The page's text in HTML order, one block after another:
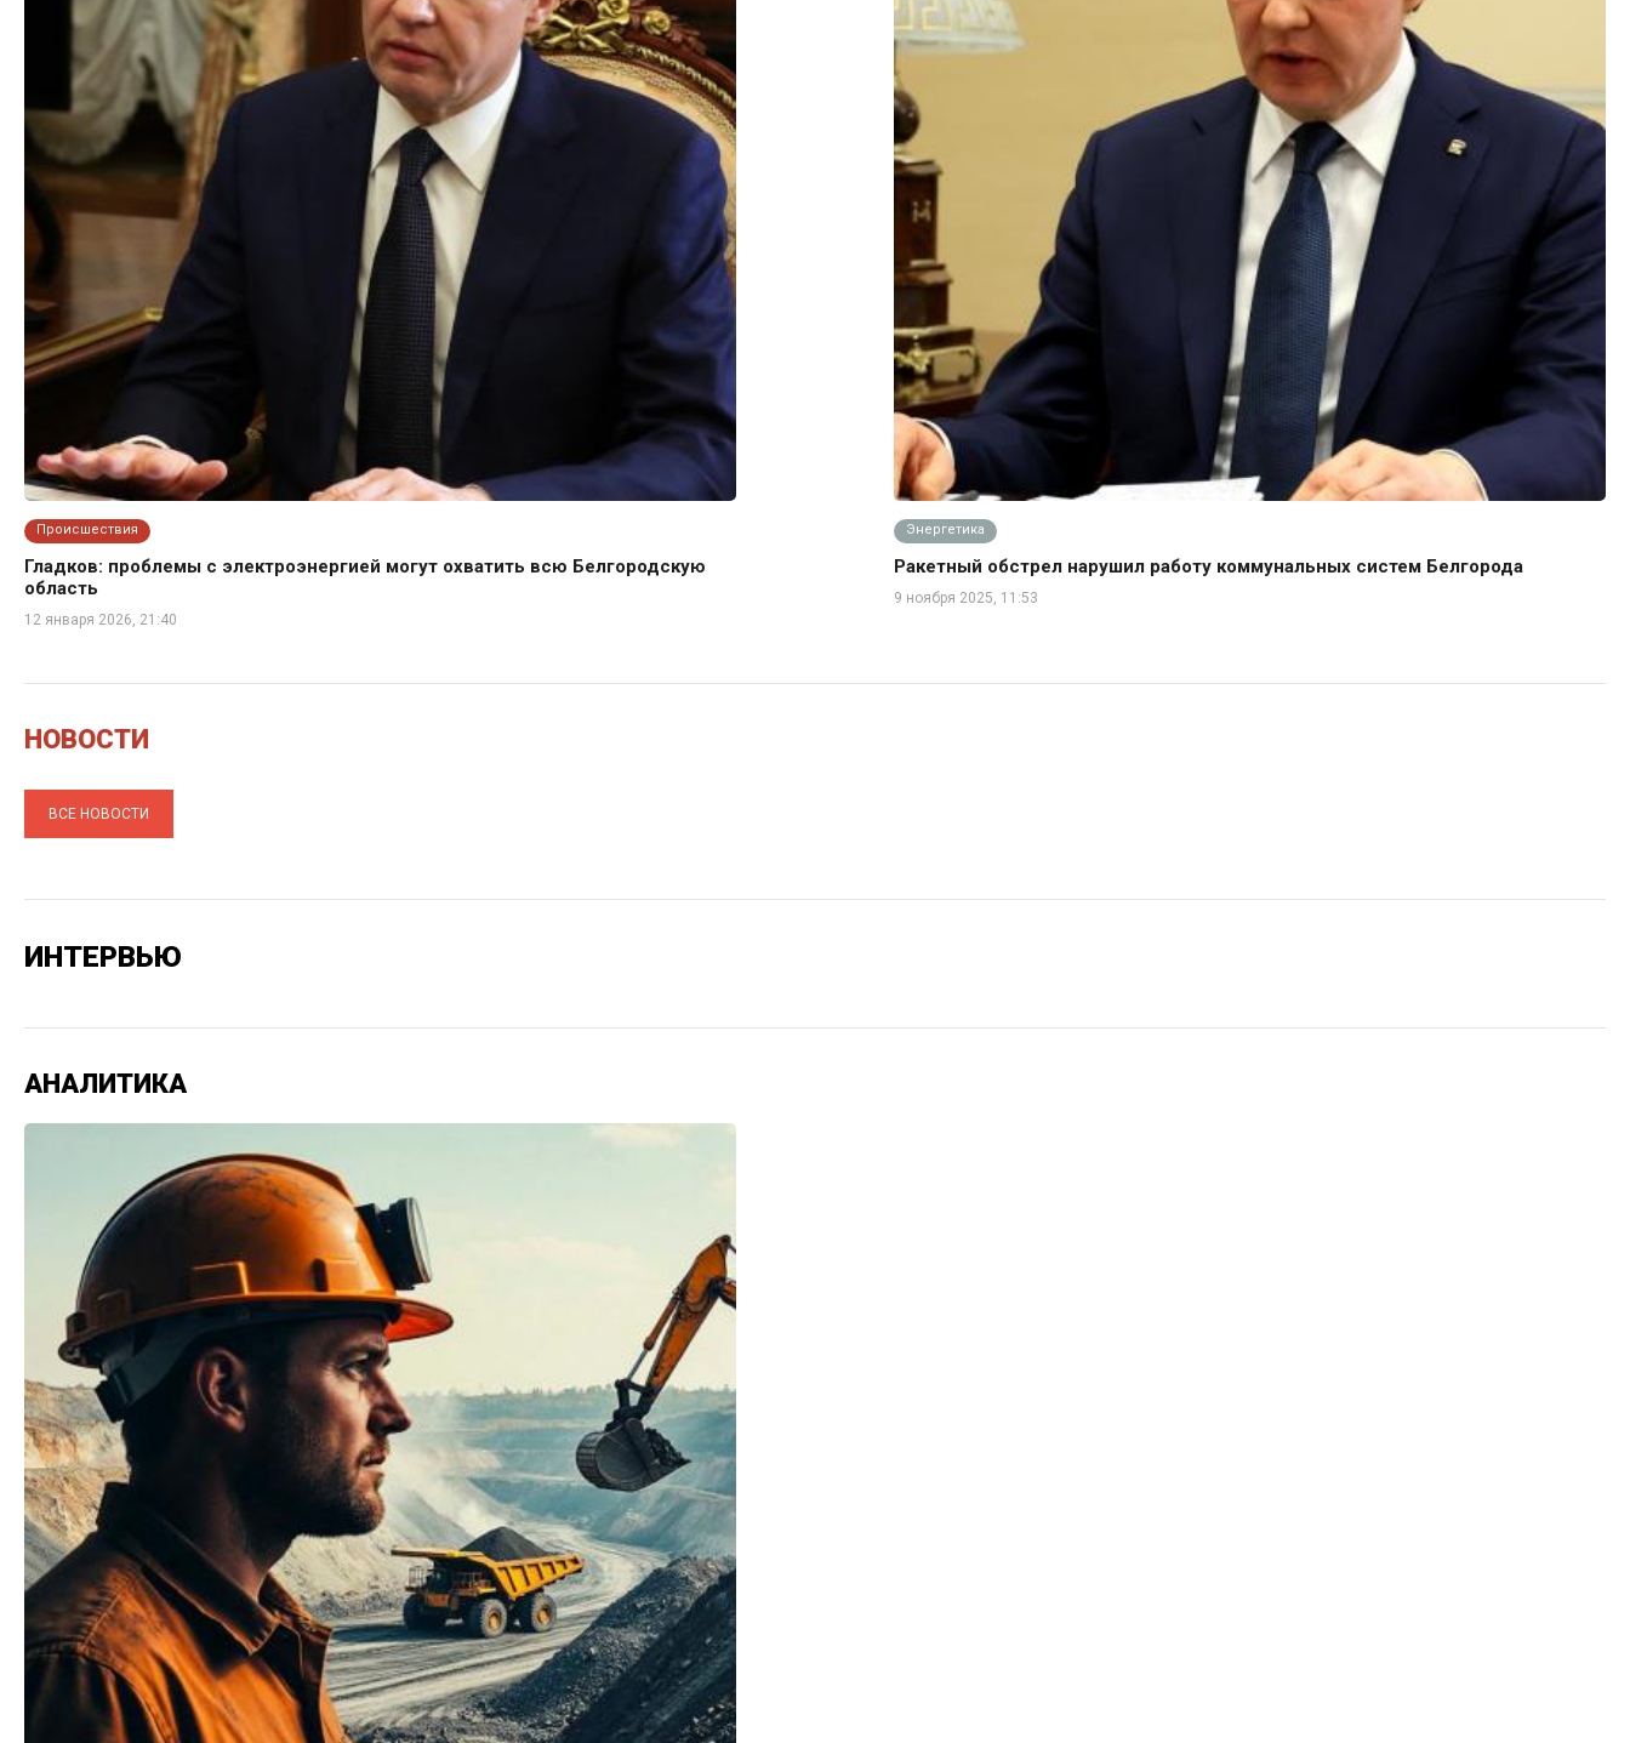
Происшествия
Гладков: проблемы с электроэнергией могут охватить всю Белгородскую
область
12 января 2026, 21:40
Энергетика
Ракетный обстрел нарушил работу коммунальных систем Белгорода
9 ноября 2025, 11:53
НОВОСТИ
ВСЕ НОВОСТИ
ИНТЕРВЬЮ
АНАЛИТИКА